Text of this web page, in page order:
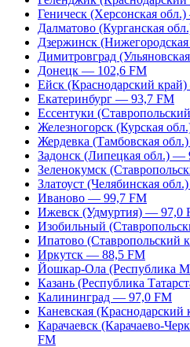
Геническ (Херсонская
Далматово (Курганская
Дзержинск
Димитровград
Донецк — 102,6 FM
Ейск (Краснодарский
Екатеринбург — 93,7 FM
Ессентуки
Железногорск (Курская
Жердевка (Тамбовская
Задонск (Липецкая обл.) —
Зеленокумск
Златоуст (Челябинская
Иваново — 99,7 FM
Ижевск (Удмуртия) — 97,0
Изобильный
Ипатово (Ставропольский
Иркутск — 88,5 FM
Йошкар-Ола (Республика
Казань (Республика
Калининград — 97,0 FM
Каневская
Карачаевск (Карачаево-
FM